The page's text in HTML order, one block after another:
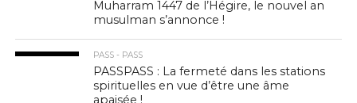
Muharram 1447 de l’Hégire, le nouvel an
musulman s’annonce !
PASS - PASS
PASSPASS : La fermeté dans les stations
spirituelles en vue d’être une âme
apaisée !